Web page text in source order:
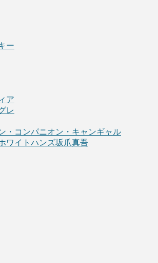
ー
ア
レ
・コンパニオン・キャンギャル
ワイトハンズ坂爪真吾